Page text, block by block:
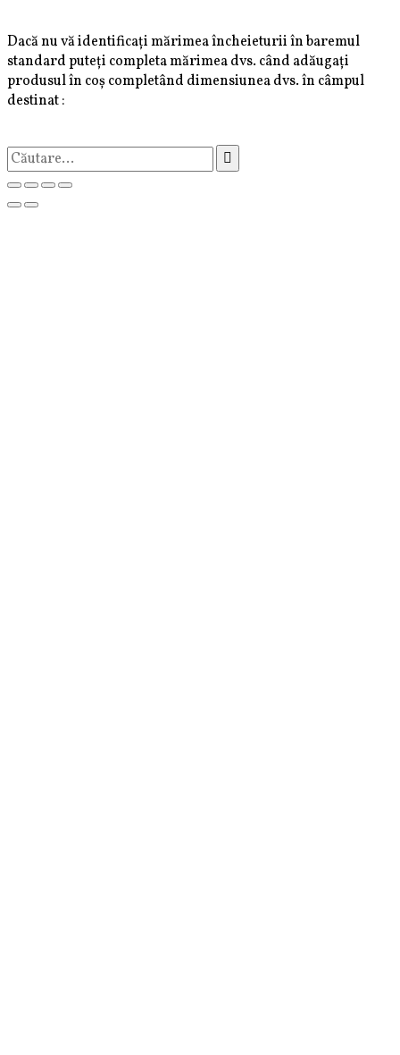
Dacă nu vă identificați mărimea încheieturii în baremul
standard puteți completa mărimea dvs. când adăugați
produsul în coș completând dimensiunea dvs. în câmpul
destinat :
Caută
după: